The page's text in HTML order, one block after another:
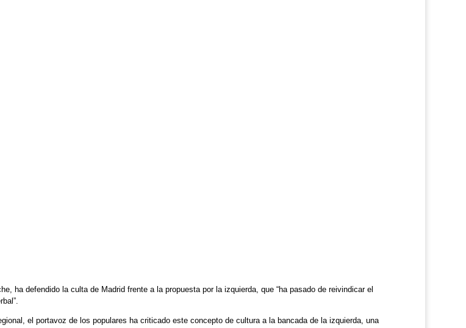
ha defendido la culta de Madrid frente a la propuesta por la izquierda, que “ha pasado de reivindicar el
el portavoz de los populares ha criticado este concepto de cultura a la bancada de la izquierda, una